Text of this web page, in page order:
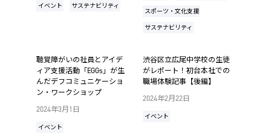
イベント サステナビリティ
スポーツ・文化支援
サステナビリティ
2024年3月1日
イベント
聴覚障がいの社員とアイデ
ィア支援活動「EGGs」が生
んだデフコミュニケーショ
ン・ワークショップ
2024年2月22日
イベント
渋谷区立広尾中学校の生徒
がレポート！初台本社での
職場体験記事【後編】